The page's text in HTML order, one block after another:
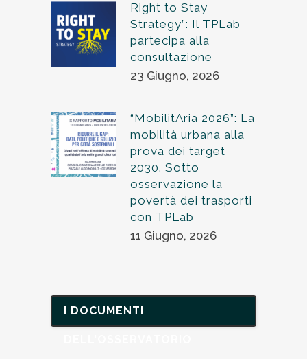
Right to Stay
Strategy”: Il TPLab
partecipa alla
consultazione
23 Giugno, 2026
“MobilitAria 2026”: La
mobilità urbana alla
prova dei target
2030. Sotto
osservazione la
povertà dei trasporti
con TPLab
11 Giugno, 2026
I DOCUMENTI